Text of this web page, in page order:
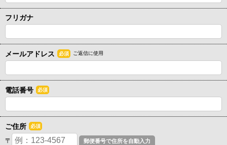
フリガナ
メールアドレス 必須 ご返信に使用
電話番号 必須
ご住所 必須
〒